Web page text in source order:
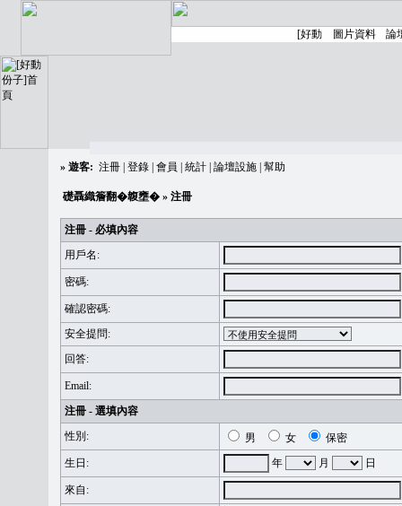
» 遊客: 注冊 登錄 會員 統計 論壇設施 幫助
礎聶織簷翻�䪖壅� » 注冊
注冊 - 必填內容
用戶名:
密碼:
確認密碼:
安全提問:
回答:
Email:
注冊 - 選填內容
性別:
男 女
保密
生日:
年 月 日
來自: